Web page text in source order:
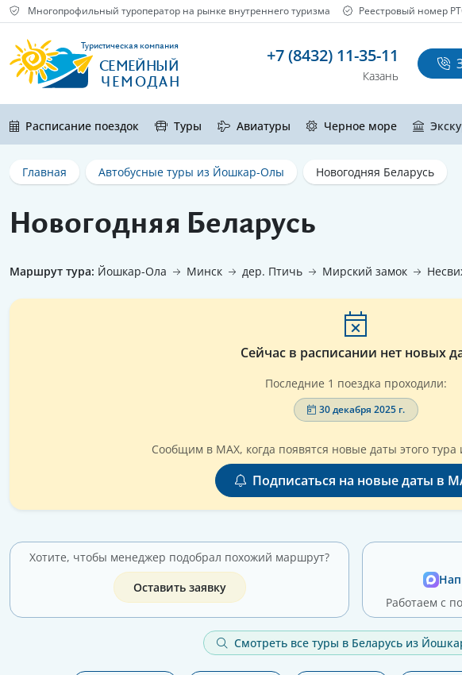
Многопрофильный туроператор на рынке внутреннего туризма Реестровый номер
Туристическая компания
СЕМЕЙНЫЙ
ЧЕМОДАН
+7 (8432) 11-35-11
Казань
Расписание поездок Туры Авиатуры Черное море
Главная Автобусные туры из Йошкар-Олы Новогодняя Беларусь
Новогодняя Беларусь
Маршрут тура: Йошкар-Ола Минск дер. Птичь Мирский замок
Сейчас в расписании нет новых
Последние 1 поездка проходили:
30 декабря 2025 г.
Сообщим в MAX, когда появятся новые даты этого
Подписаться на новые даты в
Хотите, чтобы менеджер подобрал похожий маршрут?
Оставить заявку
Работаем с
Смотреть все туры в Беларусь из